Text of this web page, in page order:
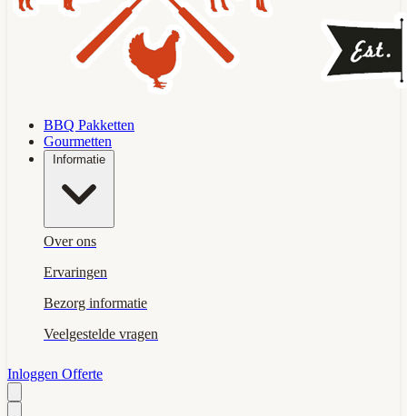
BBQ Pakketten
Gourmetten
Informatie
Over ons
Ervaringen
Bezorg informatie
Veelgestelde vragen
Inloggen Offerte